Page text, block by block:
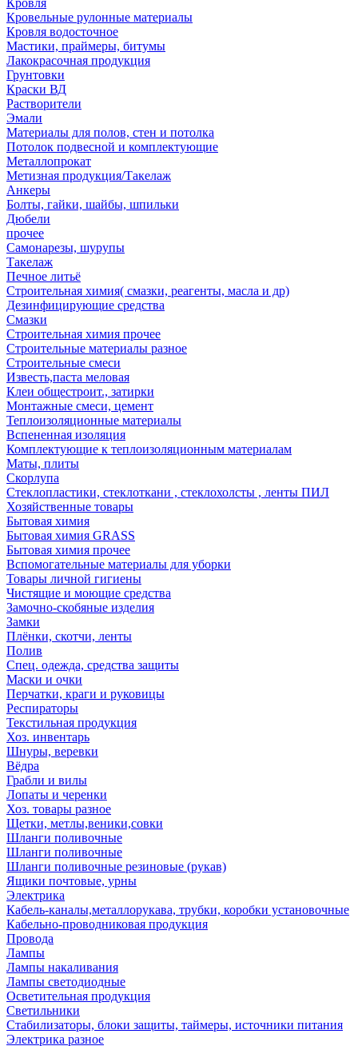
Кровля
Кровельные рулонные материалы
Кровля водосточное
Мастики, праймеры, битумы
Лакокрасочная продукция
Грунтовки
Краски ВД
Растворители
Эмали
Материалы для полов, стен и потолка
Потолок подвесной и комплектующие
Металлопрокат
Метизная продукция/Такелаж
Анкеры
Болты, гайки, шайбы, шпильки
Дюбели
прочее
Самонарезы, шурупы
Такелаж
Печное литьё
Строительная химия( смазки, реагенты, масла и др)
Дезинфицирующие средства
Смазки
Строительная химия прочее
Строительные материалы разное
Строительные смеси
Известь,паста меловая
Клеи общестроит., затирки
Монтажные смеси, цемент
Теплоизоляционные материалы
Вспененная изоляция
Комплектующие к теплоизоляционным материалам
Маты, плиты
Скорлупа
Стеклопластики, стеклоткани , стеклохолсты , ленты ПИЛ
Хозяйственные товары
Бытовая химия
Бытовая химия GRASS
Бытовая химия прочее
Вспомогательные материалы для уборки
Товары личной гигиены
Чистящие и моющие средства
Замочно-скобяные изделия
Замки
Плёнки, скотчи, ленты
Полив
Спец. одежда, средства защиты
Маски и очки
Перчатки, краги и руковицы
Респираторы
Текстильная продукция
Хоз. инвентарь
Шнуры, веревки
Вёдра
Грабли и вилы
Лопаты и черенки
Хоз. товары разное
Щетки, метлы,веники,совки
Шланги поливочные
Шланги поливочные
Шланги поливочные резиновые (рукав)
Ящики почтовые, урны
Электрика
Кабель-каналы,металлорукава, трубки, коробки установочные
Кабельно-проводниковая продукция
Провода
Лампы
Лампы накаливания
Лампы светодиодные
Осветительная продукция
Светильники
Стабилизаторы, блоки защиты, таймеры, источники питания
Электрика разное